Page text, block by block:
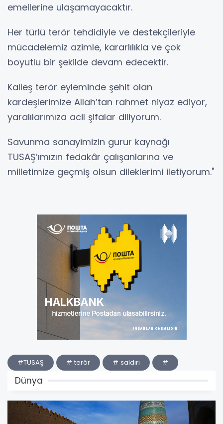
emellerine ulaşamayacaktır.
Her türlü terör tehdidiyle ve destekçileriyle
mücadelemiz azimle, kararlılıkla ve çok
boyutlu bir şekilde devam edecektir.
Kalleş terör eyleminde şehit olan
kardeşlerimize Allah’tan rahmet niyaz ediyor,
yaralılarımıza acil şifalar diliyorum.
Savunma sanayimizin gurur kaynağı
TUSAŞ’ımızın fedakâr çalışanlarına ve
milletimize geçmiş olsun dileklerimi iletiyorum."
#TUSAŞ # terör # saldırı #
Dünya